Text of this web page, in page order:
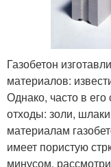
Газобетон
материалов:
Однако, часто в
отходы: золи,
материалам
имеет пористую
минусом,